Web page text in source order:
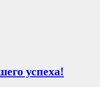
успеха!